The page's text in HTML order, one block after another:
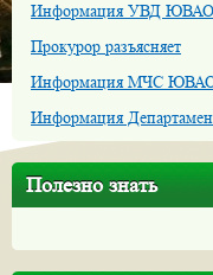
Информация УВД ЮВАО
Прокурор разъясняет
Информация МЧС
Информация
Полезно знать